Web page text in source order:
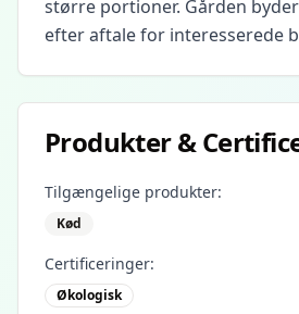
større portioner. Gården
efter aftale for interesserede
Produkter &
Tilgængelige produkter:
Kød
Certificeringer:
Økologisk